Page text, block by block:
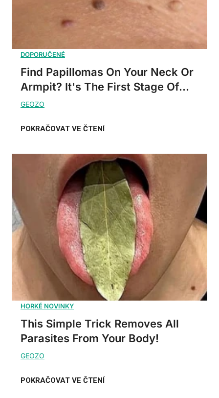
Find Papillomas On Your Neck Or
Armpit? It's The First Stage Of...
This Simple Trick Removes All
Parasites From Your Body!